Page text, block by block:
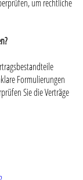
um rechtliche
Formulierungen
Sie die Verträge